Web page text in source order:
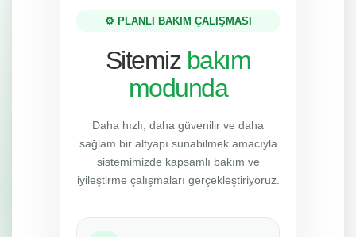
⚙️ PLANLI BAKIM ÇALIŞMASI
Sitemiz bakım
modunda
Daha hızlı, daha güvenilir ve daha
sağlam bir altyapı sunabilmek amacıyla
sistemimizde kapsamlı bakım ve
iyileştirme çalışmaları gerçekleştiriyoruz.